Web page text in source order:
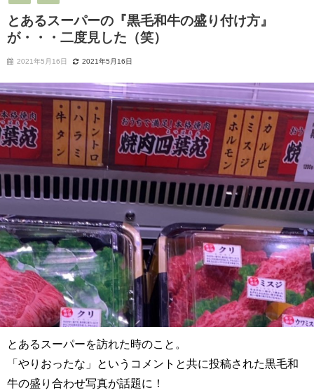
とあるスーパーの『黒毛和牛の盛り付け方』
が・・・二度見した（笑）
2021年5月16日 2021年5月16日
とあるスーパーを訪れた時のこと。
「やりおったな」というコメントと共に投稿された黒毛和
牛の盛り合わせ写真が話題に！